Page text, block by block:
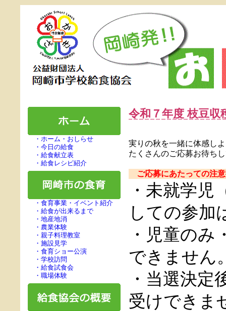
・ホーム・おしらせ
・今日の給食
・給食献立表
・給食レシピ紹介
・食育事業・イベント紹介
・給食が出来るまで
・地産地消
・農業体験
・親子料理教室
・施設見学
・食育ショー公演
・学校訪問
・給食試食会
・職場体験
令和７年度 枝豆収
実りの秋を一緒に体感し
たくさんのご応募お待ち
ご応募にあたっての注
・未就学児
しての参加
・児童のみ
できません
・当選決定
受けできま